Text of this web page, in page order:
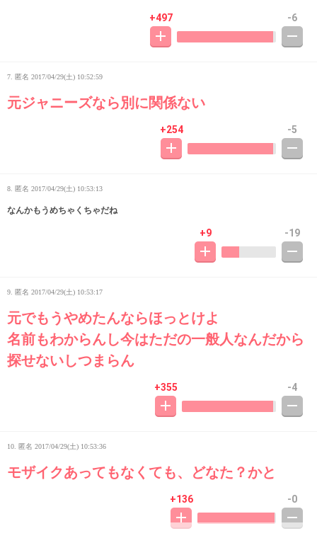
+497 -6
7. 匿名 2017/04/29(土) 10:52:59
元ジャニーズなら別に関係ない
+254 -5
8. 匿名 2017/04/29(土) 10:53:13
なんかもうめちゃくちゃだね
+9 -19
9. 匿名 2017/04/29(土) 10:53:17
元でもうやめたんならほっとけよ
名前もわからんし今はただの一般人なんだから
探せないしつまらん
+355 -4
10. 匿名 2017/04/29(土) 10:53:36
モザイクあってもなくても、どなた？かと
+136 -0